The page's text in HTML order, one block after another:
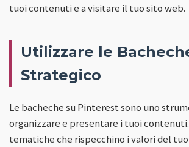
tuoi contenuti e a visitare il tuo sito web.
Utilizzare le
Strategico
Le bacheche su Pinterest sono uno
organizzare e presentare i tuoi
tematiche che rispecchino i valori del